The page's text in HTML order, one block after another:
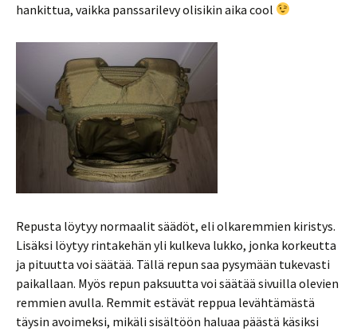
hankittua, vaikka panssarilevy olisikin aika cool
Repusta löytyy normaalit säädöt, eli olkaremmien kiristys.
Lisäksi löytyy rintakehän yli kulkeva lukko, jonka korkeutta
ja pituutta voi säätää. Tällä repun saa pysymään tukevasti
paikallaan. Myös repun paksuutta voi säätää sivuilla olevien
remmien avulla. Remmit estävät reppua levähtämästä
täysin avoimeksi, mikäli sisältöön haluaa päästä käsiksi